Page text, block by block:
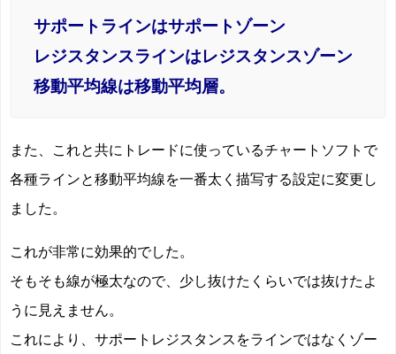
サポートラインはサポートゾーン
レジスタンスラインはレジスタンスゾーン
移動平均線は移動平均層。
また、これと共にトレードに使っているチャートソフトで
各種ラインと移動平均線を一番太く描写する設定に変更し
ました。
これが非常に効果的でした。
そもそも線が極太なので、少し抜けたくらいでは抜けたよ
うに見えません。
これにより、サポートレジスタンスをラインではなくゾー